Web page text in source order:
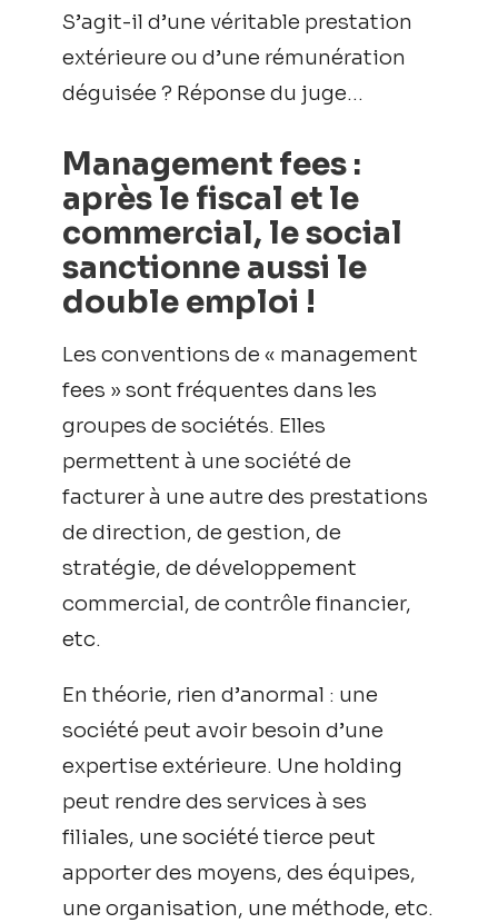
S’agit-il d’une véritable prestation
extérieure ou d’une rémunération
déguisée ? Réponse du juge…
Management fees :
après le fiscal et le
commercial, le social
sanctionne aussi le
double emploi !
Les conventions de « management
fees » sont fréquentes dans les
groupes de sociétés. Elles
permettent à une société de
facturer à une autre des prestations
de direction, de gestion, de
stratégie, de développement
commercial, de contrôle financier,
etc.
En théorie, rien d’anormal : une
société peut avoir besoin d’une
expertise extérieure. Une holding
peut rendre des services à ses
filiales, une société tierce peut
apporter des moyens, des équipes,
une organisation, une méthode, etc.